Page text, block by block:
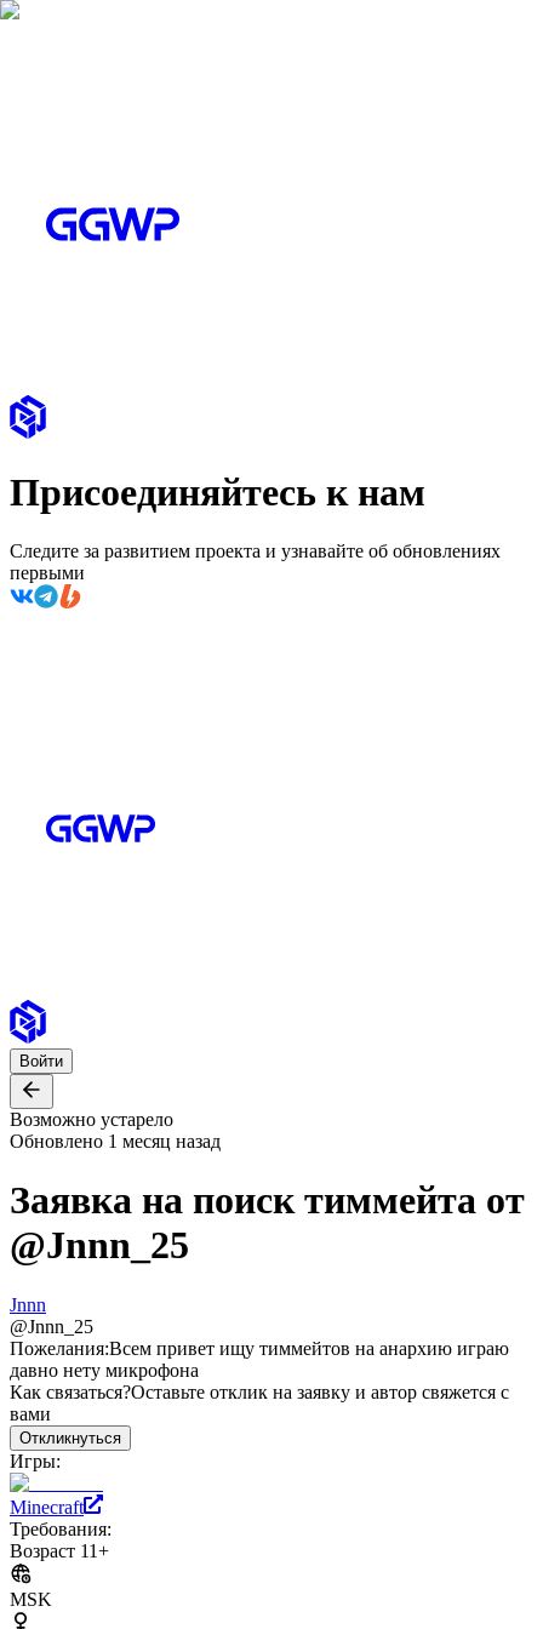
Присоединяйтесь к нам
Следите за развитием проекта и узнавайте об обновлениях
первыми
Войти
Возможно устарело
Обновлено 1 месяц назад
Заявка на поиск тиммейта от
@Jnnn_25
Jnnn
@Jnnn_25
Пожелания:Всем привет ищу тиммейтов на анархию играю
давно нету микрофона
Как связаться?Оставьте отклик на заявку и автор свяжется с
вами
Откликнуться
Игры:
Minecraft
Требования:
Возраст 11+
MSK